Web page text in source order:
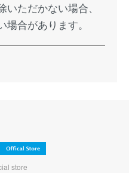
ただかない場合、
合があります。
store